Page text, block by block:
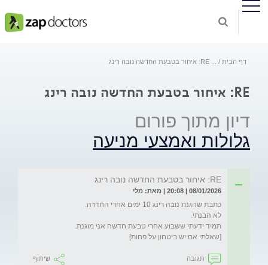
דף הבית RE: איחור בטבעת החדשה נובה רינג
RE: איחור בטבעת החדשה נובה רינג
דיון מתוך פורום
גלולות ואמצעי מניעה
RE: איחור בטבעת החדשה נובה רינג
08/01/2026 | 20:08 | מאת: מלי
[שאלתי אם יש ביטחון על פחות]
תגובה שיתוף